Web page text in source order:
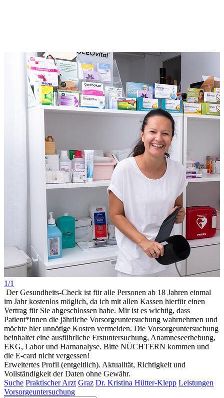
1/1
Der Gesundheits-Check ist für alle Personen ab 18 Jahren einmal
im Jahr kostenlos möglich, da ich mit allen Kassen hierfür einen
Vertrag für Sie abgeschlossen habe. Mir ist es wichtig, dass
Patient*innen die jährliche Vorsorgeuntersuchung wahrnehmen und
möchte hier unnötige Kosten vermeiden. Die Vorsorgeuntersuchung
beinhaltet eine ausführliche Erstuntersuchung, Anamneseerhebung,
EKG, Labor und Harnanalyse. Bitte NÜCHTERN kommen und
die E-card nicht vergessen!
Erweitertes Profil (entgeltlich). Aktualität, Richtigkeit und
Vollständigkeit der Daten ohne Gewähr.
Suche Praktischer Arzt Graz Dr. Kristina Hütter-Klepp Leistungen
Vorsorgeuntersuchung